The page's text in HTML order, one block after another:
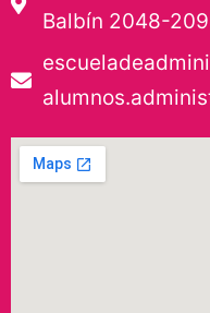
Balbín 2048-